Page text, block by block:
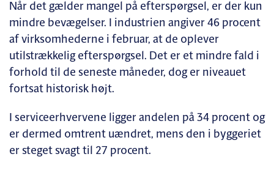
Når det gælder mangel på efterspørgsel, er der kun
mindre bevægelser. I industrien angiver 46 procent
af virksomhederne i februar, at de oplever
utilstrækkelig efterspørgsel. Det er et mindre fald i
forhold til de seneste måneder, dog er niveauet
fortsat historisk højt.
I serviceerhvervene ligger andelen på 34 procent og
er dermed omtrent uændret, mens den i byggeriet
er steget svagt til 27 procent.